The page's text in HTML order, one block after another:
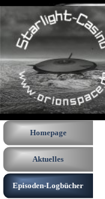
Direkt zum Seiteninhalt
Menü
Homepage
Aktuelles
Episoden-Logbücher